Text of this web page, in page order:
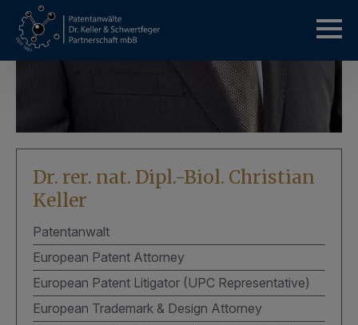
Dr. rer. nat. Dipl.-Biol. Christian
Keller
Patentanwalt
European Patent Attorney
European Patent Litigator (UPC Representative)
European Trademark & Design Attorney